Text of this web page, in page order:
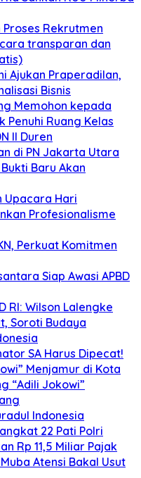
Proses Rekrutmen
transparan dan
Ajukan Praperadilan,
Bisnis
Memohon kepada
Penuhi Ruang Kelas
II Duren
di PN Jakarta Utara
Baru Akan
Upacara Hari
Profesionalisme
Perkuat Komitmen
Siap Awasi APBD
RI: Wilson Lalengke
Soroti Budaya
SA Harus Dipecat!
Menjamur di Kota
“Adili Jokowi”
Indonesia
22 Pati Polri
Rp 11,5 Miliar Pajak
Atensi Bakal Usut